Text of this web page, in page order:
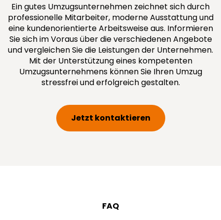
Ein gutes Umzugsunternehmen zeichnet sich durch
professionelle Mitarbeiter, moderne Ausstattung und
eine kundenorientierte Arbeitsweise aus. Informieren
Sie sich im Voraus über die verschiedenen Angebote
und vergleichen Sie die Leistungen der Unternehmen.
Mit der Unterstützung eines kompetenten
Umzugsunternehmens können Sie Ihren Umzug
stressfrei und erfolgreich gestalten.
Jetzt kontaktieren
FAQ